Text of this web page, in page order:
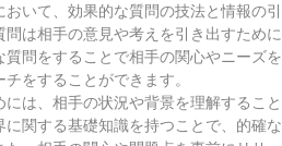
いて、効果的な質問の技法と情報の引
は相手の意見や考えを引き出すために
問をすることで相手の関心やニーズを
をすることができます。
は、相手の状況や背景を理解すること
関する基礎知識を持つことで、的確な